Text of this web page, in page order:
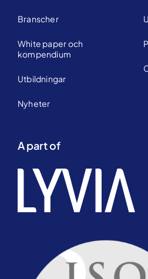
Branscher
White paper och
kompendium
Utbildningar
Nyheter
A part of